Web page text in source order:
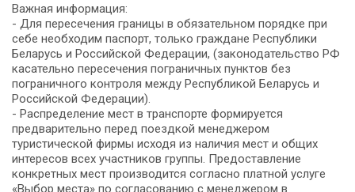
Важная информация:
- Для пересечения границы в обязательном порядке при
себе необходим паспорт, только граждане Республики
Беларусь и Российской Федерации, (законодательство РФ
касательно пересечения пограничных пунктов без
пограничного контроля между Республикой Беларусь и
Российской Федерации).
- Распределение мест в транспорте формируется
предварительно перед поездкой менеджером
туристической фирмы исходя из наличия мест и общих
интересов всех участников группы. Предоставление
конкретных мест производится согласно платной услуге
«Выбор места» по согласованию с менеджером в